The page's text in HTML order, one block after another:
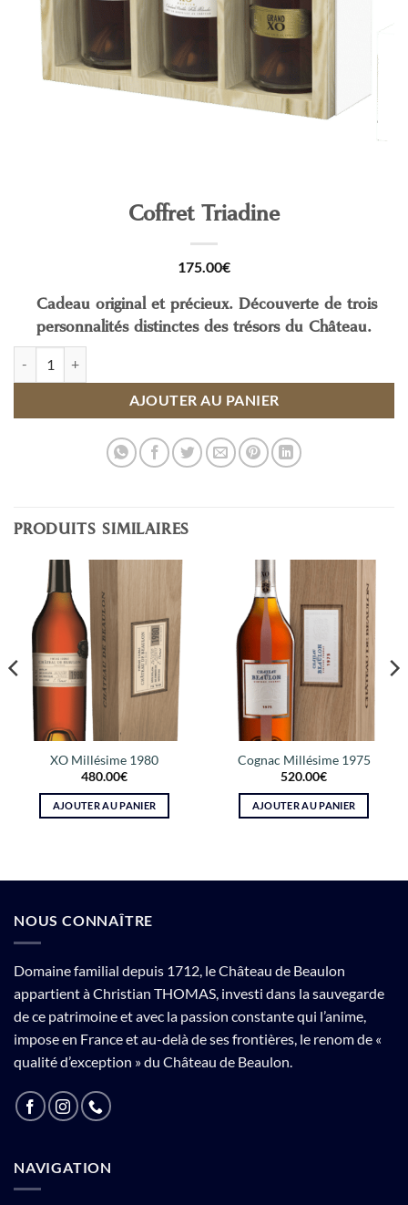
Coffret Triadine
175.00€
Cadeau original et précieux. Découverte de trois
personnalités distinctes des trésors du Château.
AJOUTER AU PANIER
PRODUITS SIMILAIRES
XO Millésime 1980
480.00€
AJOUTER AU PANIER
Cognac Millésime 1975
520.00€
AJOUTER AU PANIER
NOUS CONNAÎTRE
Domaine familial depuis 1712, le Château de Beaulon
appartient à Christian THOMAS, investi dans la sauvegarde
de ce patrimoine et avec la passion constante qui l’anime,
impose en France et au-delà de ses frontières, le renom de «
qualité d’exception » du Château de Beaulon.
NAVIGATION